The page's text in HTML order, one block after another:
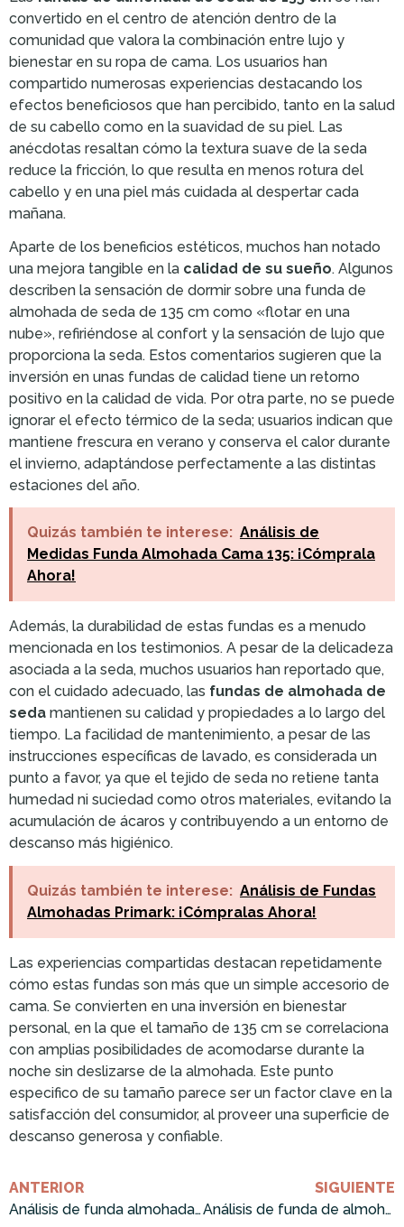
convertido en el centro de atención dentro de la
comunidad que valora la combinación entre lujo y
bienestar en su ropa de cama. Los usuarios han
compartido numerosas experiencias destacando los
efectos beneficiosos que han percibido, tanto en la salud
de su cabello como en la suavidad de su piel. Las
anécdotas resaltan cómo la textura suave de la seda
reduce la fricción, lo que resulta en menos rotura del
cabello y en una piel más cuidada al despertar cada
mañana.
Aparte de los beneficios estéticos, muchos han notado
una mejora tangible en la calidad de su sueño. Algunos
describen la sensación de dormir sobre una funda de
almohada de seda de 135 cm como «flotar en una
nube», refiriéndose al confort y la sensación de lujo que
proporciona la seda. Estos comentarios sugieren que la
inversión en unas fundas de calidad tiene un retorno
positivo en la calidad de vida. Por otra parte, no se puede
ignorar el efecto térmico de la seda; usuarios indican que
mantiene frescura en verano y conserva el calor durante
el invierno, adaptándose perfectamente a las distintas
estaciones del año.
Quizás también te interese: Análisis de
Medidas Funda Almohada Cama 135: ¡Cómprala
Ahora!
Además, la durabilidad de estas fundas es a menudo
mencionada en los testimonios. A pesar de la delicadeza
asociada a la seda, muchos usuarios han reportado que,
con el cuidado adecuado, las fundas de almohada de
seda mantienen su calidad y propiedades a lo largo del
tiempo. La facilidad de mantenimiento, a pesar de las
instrucciones específicas de lavado, es considerada un
punto a favor, ya que el tejido de seda no retiene tanta
humedad ni suciedad como otros materiales, evitando la
acumulación de ácaros y contribuyendo a un entorno de
descanso más higiénico.
Quizás también te interese: Análisis de Fundas
Almohadas Primark: ¡Cómpralas Ahora!
Las experiencias compartidas destacan repetidamente
cómo estas fundas son más que un simple accesorio de
cama. Se convierten en una inversión en bienestar
personal, en la que el tamaño de 135 cm se correlaciona
con amplias posibilidades de acomodarse durante la
noche sin deslizarse de la almohada. Este punto
especifico de su tamaño parece ser un factor clave en la
satisfacción del consumidor, al proveer una superficie de
descanso generosa y confiable.
ANTERIOR
Análisis de funda almohada antibacteriana: ¡Cómprala ahora!
SIGUIENTE
Análisis de funda de almohada de seda: beneficios ¡Cómprala ahora!